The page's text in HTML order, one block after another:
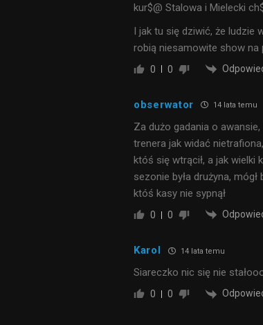
kur$@ Stalowa i Mielecki
I jak tu się dziwić, że ludzie
robią niesamowite show na
0 0
obserwator 14 lata temu
Za dużo gadania o
trenera jak widać
któś się wtrącił, a jak wielki
sezonie była drużyna,
któś kasy nie sypnął
0 0
Karol 14 lata temu
Siareczko nic się nie
0 0